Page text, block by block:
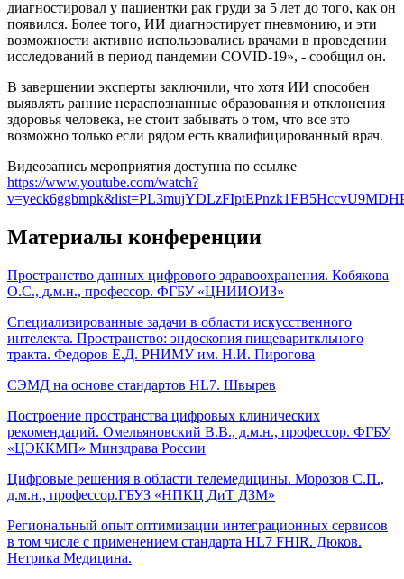
диагностировал у пациентки рак груди за 5 лет до того, как он
появился. Более того, ИИ диагностирует пневмонию, и эти
возможности активно использовались врачами в проведении
исследований в период пандемии COVID-19», - сообщил он.
В завершении эксперты заключили, что хотя ИИ способен
выявлять ранние нераспознанные образования и отклонения
здоровья человека, не стоит забывать о том, что все это
возможно только если рядом есть квалифицированный врач.
Видеозапись мероприятия доступна по ссылке
https://www.youtube.com/watch?
Материалы конференции
Пространство данных цифрового здравоохранения. Кобякова
О.С., д.м.н., профессор. ФГБУ «ЦНИИОИЗ»
Специализированные задачи в области искусственного
интелекта. Пространство: эндоскопия пищевариткльного
тракта. Федоров Е.Д. РНИМУ им. Н.И. Пирогова
СЭМД на основе стандартов HL7. Швырев
Построение пространства цифровых клинических
рекомендаций. Омельяновский В.В., д.м.н., профессор. ФГБУ
«ЦЭККМП» Минздрава России
Цифровые решения в области телемедицины. Морозов С.П.,
д.м.н., профессор.ГБУЗ «НПКЦ ДиТ ДЗМ»
Региональный опыт оптимизации интеграционных сервисов
в том числе с применением стандарта HL7 FHIR. Дюков.
Нетрика Медицина.